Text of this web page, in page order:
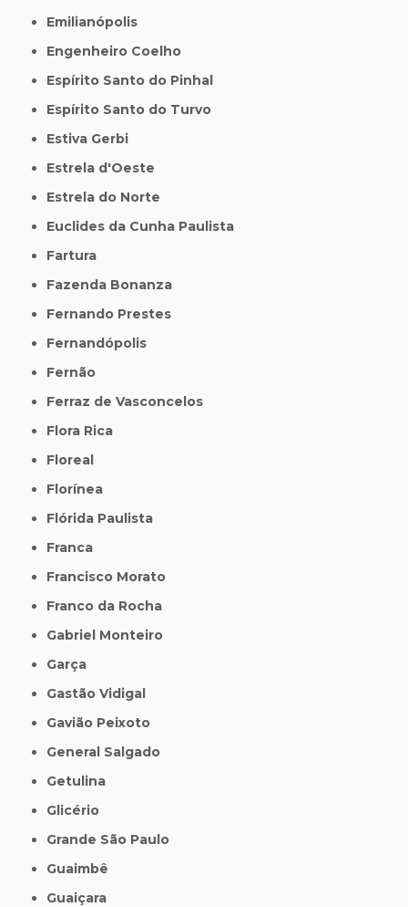
Emilianópolis
Engenheiro Coelho
Espírito Santo do Pinhal
Espírito Santo do Turvo
Estiva Gerbi
Estrela d'Oeste
Estrela do Norte
Euclides da Cunha Paulista
Fartura
Fazenda Bonanza
Fernando Prestes
Fernandópolis
Fernão
Ferraz de Vasconcelos
Flora Rica
Floreal
Florínea
Flórida Paulista
Franca
Francisco Morato
Franco da Rocha
Gabriel Monteiro
Garça
Gastão Vidigal
Gavião Peixoto
General Salgado
Getulina
Glicério
Grande São Paulo
Guaimbê
Guaiçara